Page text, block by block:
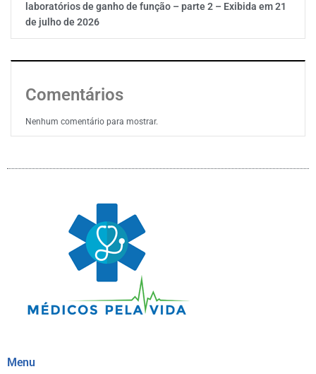
laboratórios de ganho de função – parte 2 – Exibida em 21
de julho de 2026
Comentários
Nenhum comentário para mostrar.
Menu